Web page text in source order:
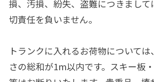
損、汚損、紛失、盗難につきまし
切責任を負いません。
トランクに入れるお荷物について
さの総和が1m以内です。スキー板